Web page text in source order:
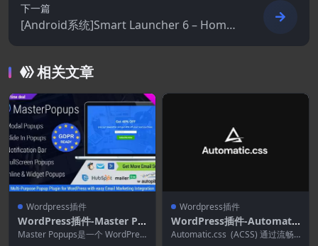
下一篇
[Android系统]Smart Launcher 6 – Home
Screen 6.6 build 003
相关文章
Wordpress插件
WordPress插件-Master Po
pups 3.9.2–WordPress和弹
Master Popups是一个 WordPres
Wordpress插件
WordPress插件-Automati
c.css 4.0.0–WordPress的CS
Automatic.css (ACSS) 通过流畅